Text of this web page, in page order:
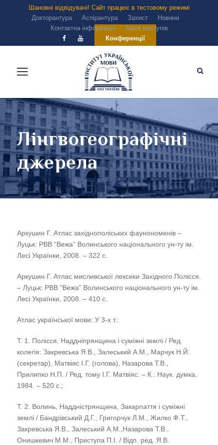
Шановні відвідувачі! Сайт працює в тестовому режимі
Докторантура
Аспірантура Захист
Новини
Контактна інформація
Архів виступів
Конференції
Лінгвогеографічні
джерела
Аркушин Г. Атлас західнополіських фаунономенів –
Луцьк: РВВ “Вежа” Волинського національного ун-ту ім.
Лесі Українки, 2008. – 322 с.
Аркушин Г. Атлас мисливської лексики Західного Полісся.
– Луцьк: РВВ “Вежа” Волинського національного ун-ту ім.
Лесі Українки, 2008. – 410 с.
Атлас української мови: У 3-х т.:
Т. 1. Полісся, Наддніпрянщина і суміжні землі / Ред.
колегія: Закревська Я.В., Залеський А.М., Марчук Н.Й.
(секретар), Матвіяс І.Г. (голова), Назарова Т.В.,
Прилипко Н.П. / Ред. тому І.Г. Матвіяс. – К.: Наук. думка,
1984. – 520 с.;
Т. 2. Волинь, Наддністрянщина, Закарпаття і суміжні
землі / Бандрівський Д.Г., Григорчук Л.М., Жилко Ф.Т.,
Закревська Я.В., Залеський А.М.,Назарова Т.В.,
Онишкевич М.М., Приступа П.І. / Відп. ред. Я.В.